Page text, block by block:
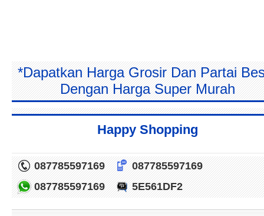
*Dapatkan Harga Grosir Dan Partai
Dengan Harga Super Murah
Happy Shopping
087785597169
087785597169
087785597169
5E561DF2